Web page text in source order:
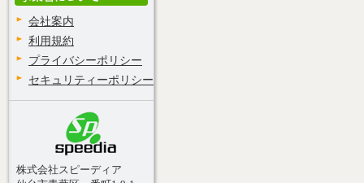
会社案内
利用規約
プライバシーポリシー
セキュリティーポリシー
株式会社スピーディア